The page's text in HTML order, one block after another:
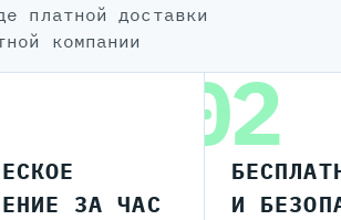
платной доставки
компании
ЗА ЧАС
02
И